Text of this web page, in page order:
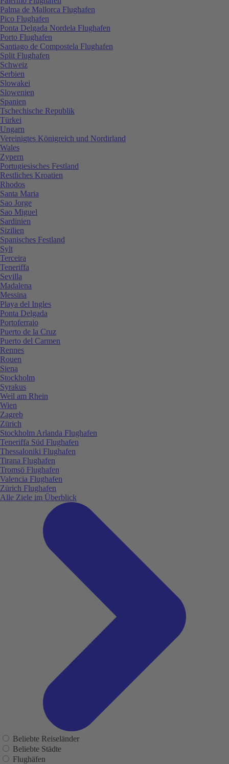
Palma de Mallorca Flughafen
Pico Flughafen
Ponta Delgada Nordela Flughafen
Porto Flughafen
Santiago de Compostela Flughafen
Split Flughafen
Schweiz
Serbien
Slowakei
Slowenien
Spanien
Tschechische Republik
Türkei
Ungarn
Vereinigtes Königreich und Nordirland
Wales
Zypern
Portugiesisches Festland
Restliches Kroatien
Rhodos
Santa Maria
Sao Jorge
Sao Miguel
Sardinien
Sizilien
Spanisches Festland
Sylt
Terceira
Teneriffa
Sevilla
Madalena
Messina
Playa del Ingles
Ponta Delgada
Portoferraio
Puerto de la Cruz
Puerto del Carmen
Rennes
Rouen
Siena
Stockholm
Syrakus
Weil am Rhein
Wien
Zagreb
Zürich
Stockholm Arlanda Flughafen
Teneriffa Süd Flughafen
Thessaloniki Flughafen
Tirana Flughafen
Tromsö Flughafen
Valencia Flughafen
Zürich Flughafen
Alle Ziele im Überblick
Beliebte Reiseländer
Beliebte Städte
Flughäfen